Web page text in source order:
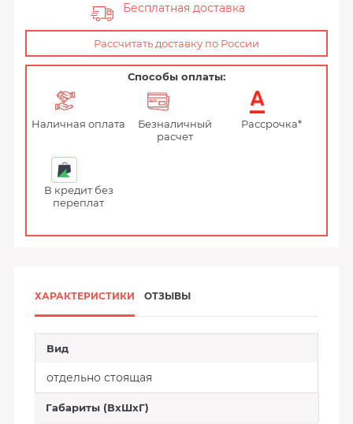
Бесплатная доставка
Рассчитать доставку по России
Способы оплаты:
Наличная оплата
Безналичный
расчет
Рассрочка*
В кредит без
переплат
ХАРАКТЕРИСТИКИ ОТЗЫВЫ
Вид
отдельно стоящая
Габариты (ВхШхГ)